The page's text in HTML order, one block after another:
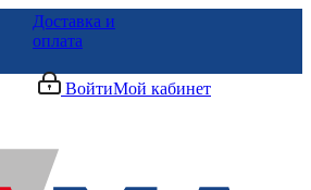
Доставка и
оплата
ВойтиМой кабинет